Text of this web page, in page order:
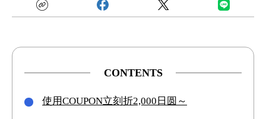
CONTENTS
使用COUPON立刻折2,000日圆～